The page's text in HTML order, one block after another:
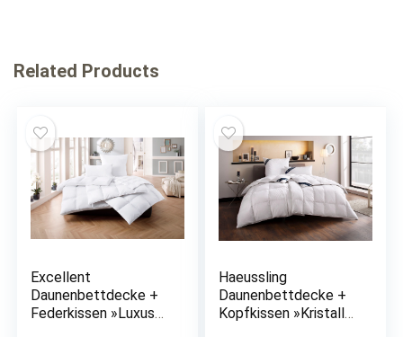
Related Products
Excellent
Daunenbettdecke +
Federkissen »Luxus«,
Haeussling
Daunenbettdecke +
Kopfkissen »Kristall